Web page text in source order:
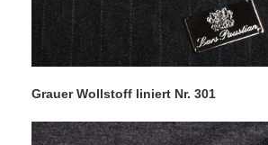
Grauer Wollstoff liniert Nr. 301